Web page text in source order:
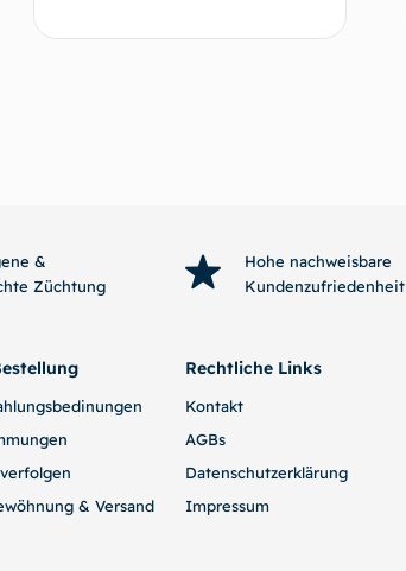
&
Züchtung
Hohe nachweisbare
Kundenzufriedenheit
& Versand
Rechtliche Links
Kontakt
AGBs
Datenschutzerklärung
Impressum